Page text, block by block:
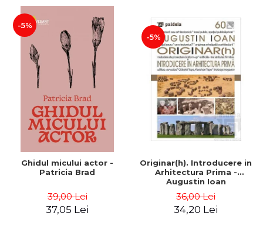
-5%
Ghidul micului actor -
Patricia Brad
39,00 Lei
37,05 Lei
-5%
Originar(h). Introducere in
Arhitectura Prima -
Augustin Ioan
36,00 Lei
34,20 Lei